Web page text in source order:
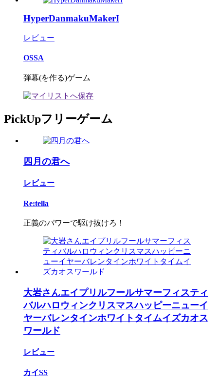
HyperDanmakuMakerI
レビュー
OSSA
弾幕(を作る)ゲーム
PickUpフリーゲーム
四月の君へ
レビュー
Re:tella
正義のパワーで駆け抜けろ！
大岩さんエイプリルフールサマーフィスティ
バルハロウィンクリスマスハッピーニューイ
ヤーバレンタインホワイトタイムイズカオス
ワールド
レビュー
カイSS